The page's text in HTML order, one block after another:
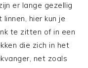
er lange gezellig
hier kun je
te zitten of in een
die zich in het
net zoals